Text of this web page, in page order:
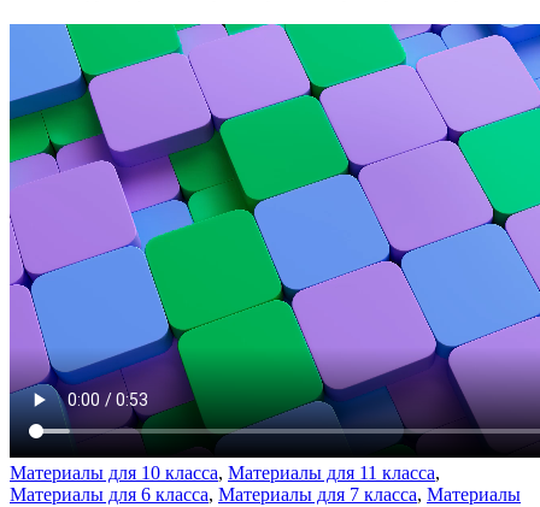
Материалы для 10 класса, Материалы для 11 класса,
Материалы для 6 класса, Материалы для 7 класса, Материалы